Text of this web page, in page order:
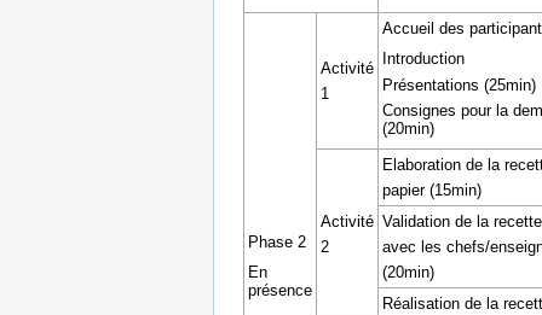
Phase 2
En
présence
Activité
1
Accueil des
Introduction
Présentations (25min)
Consignes pour la
(20min)
Activité
2
Elaboration de la
papier (15min)
Validation de la
avec les chefs/
(20min)
Réalisation de la